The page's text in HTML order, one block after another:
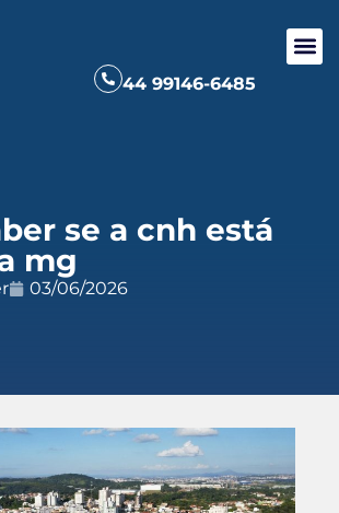
44 99146-6485
se a cnh está
mg
03/06/2026